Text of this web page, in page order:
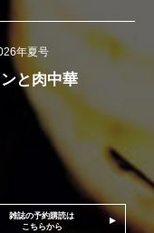
年夏号
と肉中華
雑誌の予約購読は
こちらから